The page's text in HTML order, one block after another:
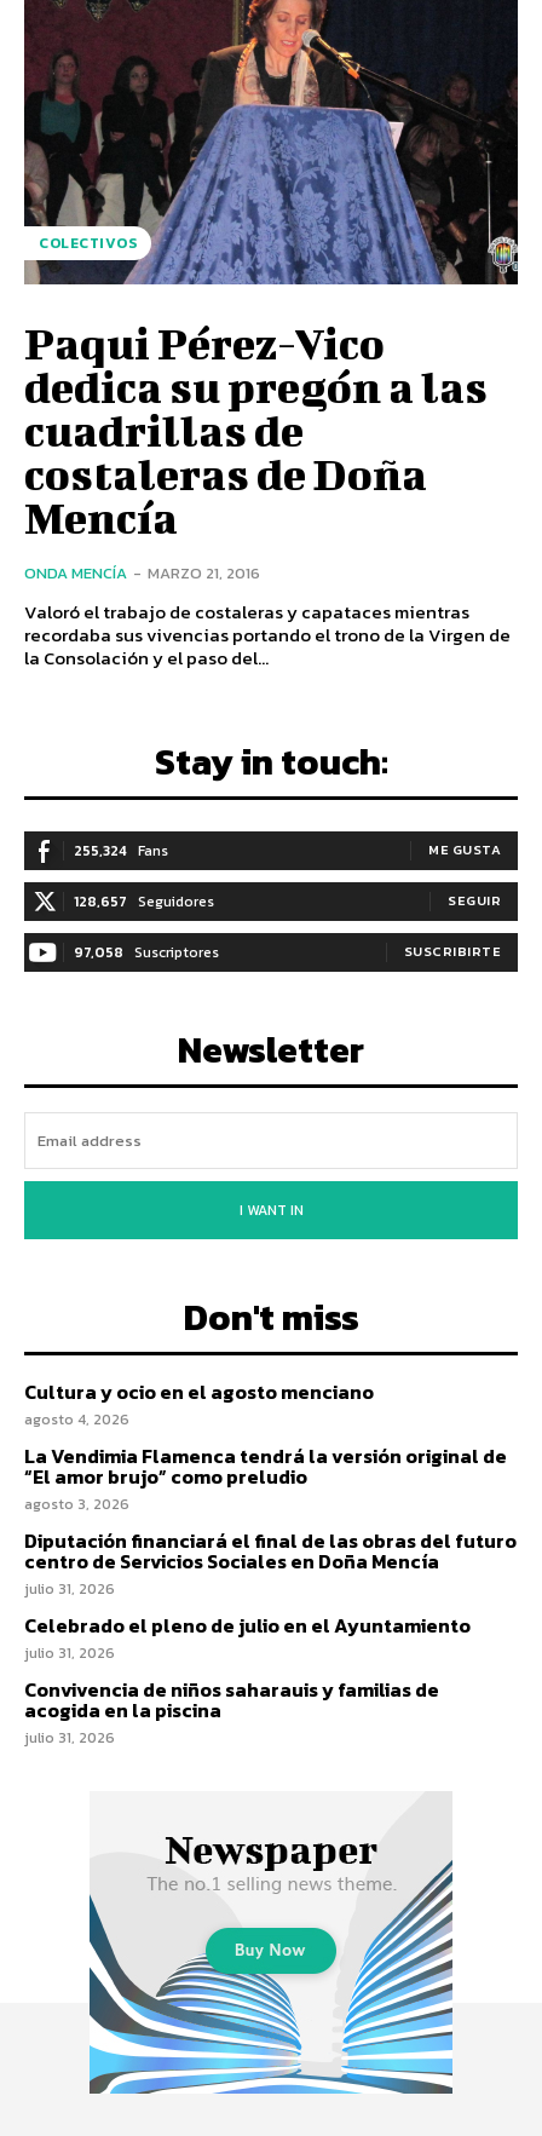
COLECTIVOS
Paqui Pérez-Vico
dedica su pregón a las
cuadrillas de
costaleras de Doña
Mencía
ONDA MENCÍA - MARZO 21, 2016
Valoró el trabajo de costaleras y capataces mientras
recordaba sus vivencias portando el trono de la Virgen de
la Consolación y el paso del...
Stay in touch:
255,324 Fans ME GUSTA
128,657 Seguidores SEGUIR
97,058 Suscriptores SUSCRIBIRTE
Newsletter
I WANT IN
Don't miss
Cultura y ocio en el agosto menciano
agosto 4, 2026
La Vendimia Flamenca tendrá la versión original de
“El amor brujo” como preludio
agosto 3, 2026
Diputación financiará el final de las obras del futuro
centro de Servicios Sociales en Doña Mencía
julio 31, 2026
Celebrado el pleno de julio en el Ayuntamiento
julio 31, 2026
Convivencia de niños saharauis y familias de
acogida en la piscina
julio 31, 2026